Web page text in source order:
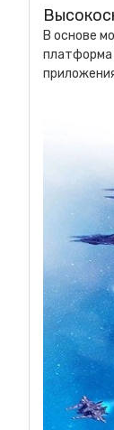
В основе
платформа